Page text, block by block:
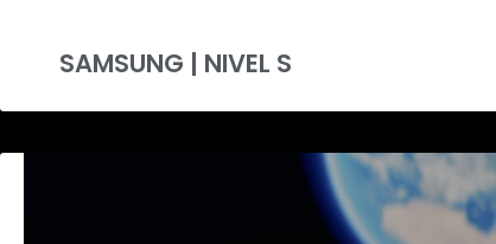
SAMSUNG | NIVEL S